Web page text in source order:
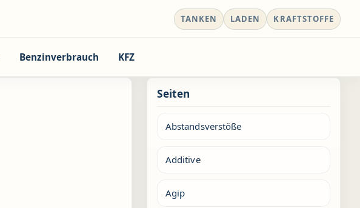
TANKEN LADEN KRAFTSTOFFE
Benzinverbrauch KFZ
Seiten
Abstandsverstöße
Additive
Agip